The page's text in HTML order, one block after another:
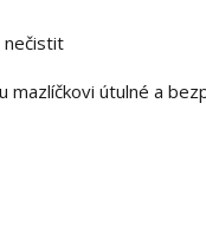
nečistit
mazlíčkovi útulné a